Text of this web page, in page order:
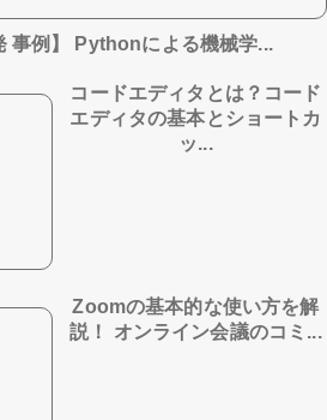
事例】 Pythonによる機械学...
コードエディタとは？コード
エディタの基本とショートカ
ッ...
Zoomの基本的な使い方を解
説！ オンライン会議のコミ...